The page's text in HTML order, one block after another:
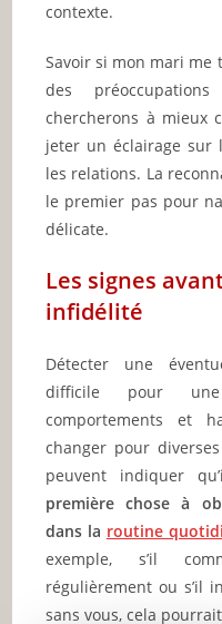
contexte.
Savoir si mon mari me
des
chercherons à mieux
jeter un éclairage sur
les relations. La
le premier pas pour
délicate.
Les signes
infidélité
Détecter une
difficile pour
comportements et
changer pour
peuvent indiquer
première chose à
dans la routine
exemple, s’il
régulièrement ou s’il
sans vous, cela